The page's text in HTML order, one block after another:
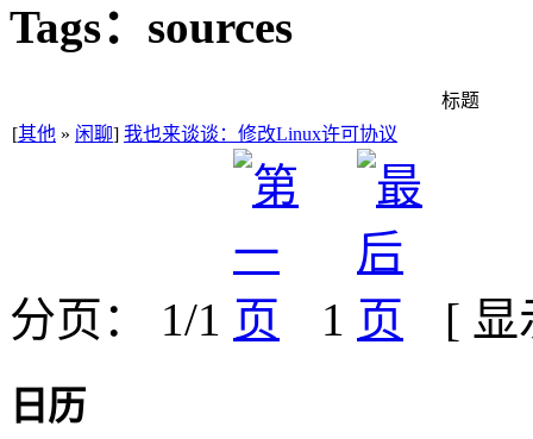
Tags：sources
标题
[其他 » 闲聊] 我也来谈谈：修改Linux许可协议
分页： 1/1 1 [
日历